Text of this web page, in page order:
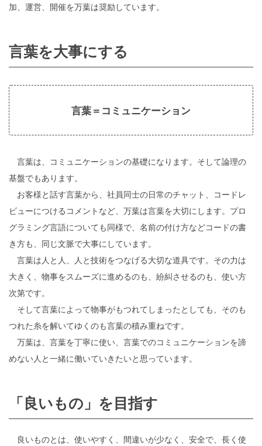
加、運営、開催を万葉は奨励しています。
言葉を大事にする
言葉＝コミュニケーション
言葉は、コミュニケーションの基礎になります。そして論理の
基盤でもあります。
お客様と話す言葉から、社員同士の日常のチャット、コードレ
ビューにつけるコメントなど、万葉は言葉を大切にします。プロ
グラミング言語についても同様で、名前の付け方などコードの書
き方も、同じ文脈で大事にしています。
言葉は人と人、人と技術をつなげる大切な道具です。その力は
大きく、物事をスムーズに進めるのも、紛糾させるのも、使い方
次第です。
そして言葉によって物事がもつれてしまったとしても、そのも
つれた糸を解いてゆくのも言葉の積み重ねです。
万葉は、言葉を丁寧に使い、言葉でのコミュニケーションを諦
めない人と一緒に働いていきたいと思っています。
「良いもの」を目指す
良いものとは、使いやすく、間違いが少なく、安全で、長く使